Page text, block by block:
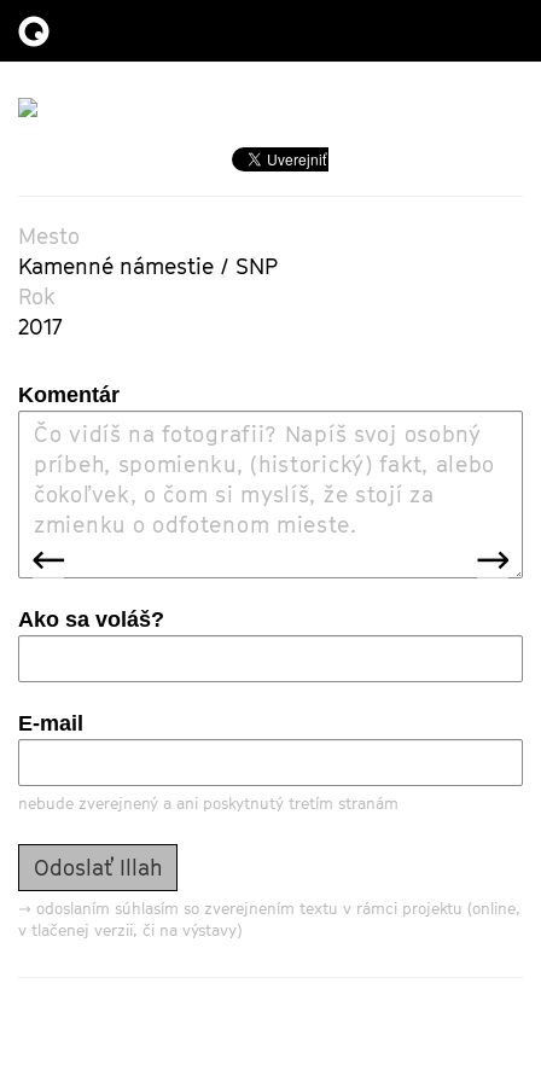
←
predchádzajúca →
Mesto
Kamenné námestie / SNP
Rok
2017
Komentár
Ako sa voláš?
E-mail
nebude zverejnený a ani poskytnutý tretím stranám
→ odoslaním súhlasím so zverejnením textu v rámci projektu (online,
v tlačenej verzii, či na výstavy)